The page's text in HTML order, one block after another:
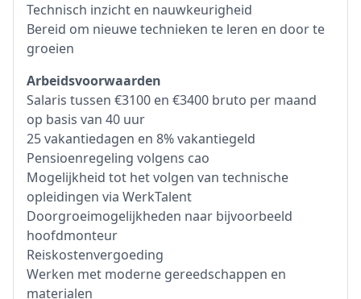
Technisch inzicht en nauwkeurigheid
Bereid om nieuwe technieken te leren en door te
groeien
Arbeidsvoorwaarden
Salaris tussen €3100 en €3400 bruto per maand
op basis van 40 uur
25 vakantiedagen en 8% vakantiegeld
Pensioenregeling volgens cao
Mogelijkheid tot het volgen van technische
opleidingen via WerkTalent
Doorgroeimogelijkheden naar bijvoorbeeld
hoofdmonteur
Reiskostenvergoeding
Werken met moderne gereedschappen en
materialen